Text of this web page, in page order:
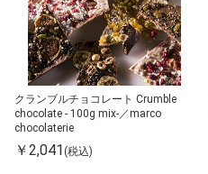
クランブルチョコレート Crumble
chocolate - 100g mix-／marco
chocolaterie
￥2,041 (税込)